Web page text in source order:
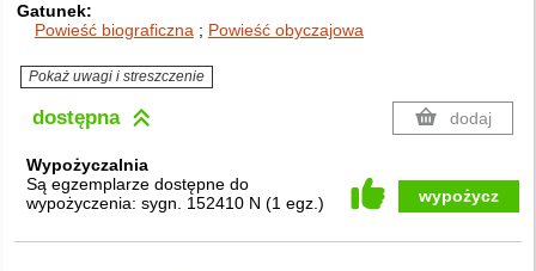
Gatunek
Powieść biograficzna
Powieść obyczajowa
Pokaż uwagi i streszczenie
dostępna dodaj
Wypożyczalnia
Są egzemplarze dostępne do
wypożyczenia: sygn. 152410 N (1 egz. ) wypożycz